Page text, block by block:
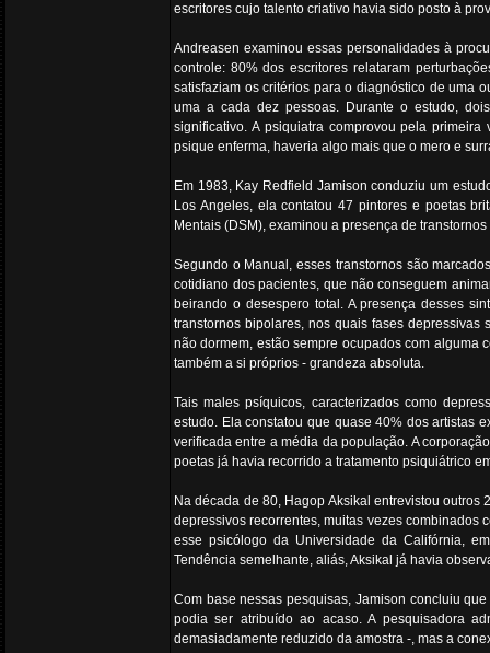
escritores cujo talento criativo havia sido posto à
Andreasen examinou essas personalidades à
controle: 80% dos escritores relataram
satisfaziam os critérios para o diagnóstico de uma
uma a cada dez pessoas. Durante o estudo,
significativo. A psiquiatra comprovou pela
psique enferma, haveria algo mais que o mero e
Em 1983, Kay Redfield Jamison conduziu um
Los Angeles, ela contatou 47 pintores e poetas
Mentais (DSM), examinou a presença de
Segundo o Manual, esses transtornos são
cotidiano dos pacientes, que não conseguem
beirando o desespero total. A presença desses
transtornos bipolares, nos quais fases
não dormem, estão sempre ocupados com alguma
também a si próprios - grandeza absoluta.
Tais males psíquicos, caracterizados como
estudo. Ela constatou que quase 40% dos artistas
verificada entre a média da população. A
poetas já havia recorrido a tratamento psiquiátrico
Na década de 80, Hagop Aksikal entrevistou
depressivos recorrentes, muitas vezes combinados
esse psicólogo da Universidade da Califórnia,
Tendência semelhante, aliás, Aksikal já havia
Com base nessas pesquisas, Jamison concluiu
podia ser atribuído ao acaso. A pesquisadora
demasiadamente reduzido da amostra -, mas a